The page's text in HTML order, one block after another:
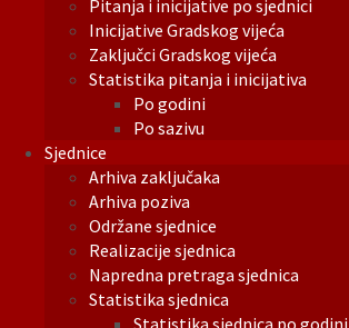
Pitanja i inicijative po sjednici
Inicijative Gradskog vijeća
Zaključci Gradskog vijeća
Statistika pitanja i inicijativa
Po godini
Po sazivu
Sjednice
Arhiva zaključaka
Arhiva poziva
Održane sjednice
Realizacije sjednica
Napredna pretraga sjednica
Statistika sjednica